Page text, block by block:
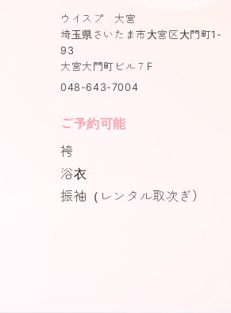
ウイスプ 大宮
埼玉県さいたま市大宮区大門町1-
93
大宮大門町ビル７F
048-643-7004
ご予約可能
袴
浴衣
振袖（レンタル取次ぎ）